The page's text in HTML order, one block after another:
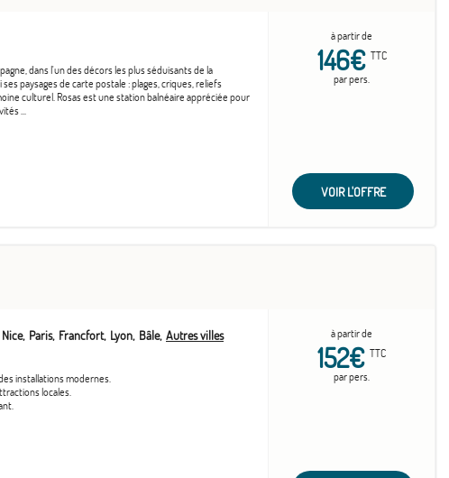
dans l'un des décors les plus séduisants de la
paysages de carte postale : plages, criques, reliefs
culturel. Rosas est une station balnéaire appréciée pour
...
à partir de
146€ TTC
par pers.
VOIR L'OFFRE
Nice Paris Francfort Lyon Bâle Autres villes
installations modernes.
locales.
à partir de
152€ TTC
par pers.